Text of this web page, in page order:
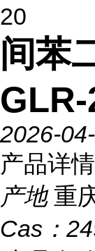
20
间苯
GLR-
2026-
产品详情
产地 重
Cas：